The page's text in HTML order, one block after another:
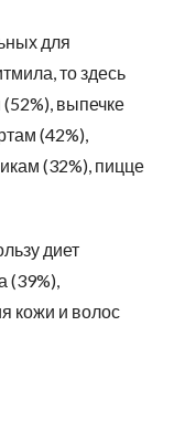
для
то здесь
выпечке
(42%),
(32%), пицце
диет
(39%),
кожи и волос